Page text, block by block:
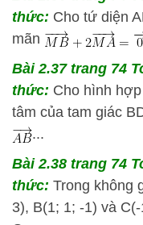
thức: Cho tứ diện
mãn
Bài 2.37 trang 74
thức: Cho hình
tâm của tam giác
...
Bài 2.38 trang 74
thức: Trong không
3), B(1; 1; -1) và